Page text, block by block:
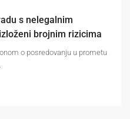
s nelegalnim
brojnim rizicima
o posredovanju u prometu